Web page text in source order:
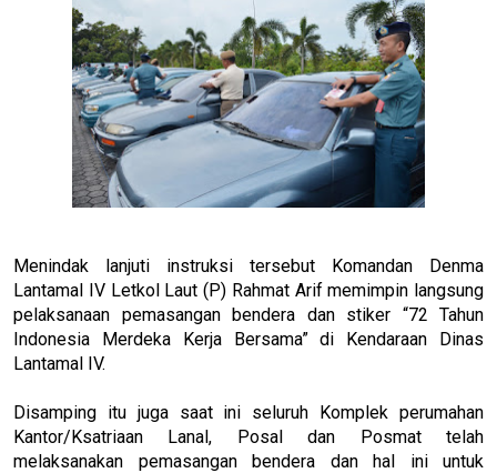
Menindak lanjuti instruksi tersebut Komandan Denma
Lantamal IV Letkol Laut (P) Rahmat Arif memimpin langsung
pelaksanaan pemasangan bendera dan stiker “72 Tahun
Indonesia Merdeka Kerja Bersama” di Kendaraan Dinas
Lantamal IV.
Disamping itu juga saat ini seluruh Komplek perumahan
Kantor/Ksatriaan Lanal, Posal dan Posmat telah
melaksanakan pemasangan bendera dan hal ini untuk